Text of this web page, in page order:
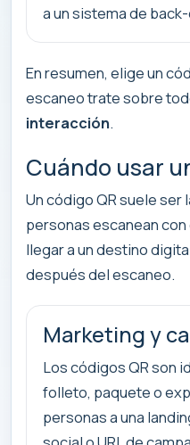
a un sistema de
En resumen, elige un
escaneo trate sobre
interacción.
Cuándo usar
Un código QR suele ser
personas escanean
llegar a un destino
después del escaneo.
Marketing y
Los códigos QR son
folleto, paquete o
personas a una